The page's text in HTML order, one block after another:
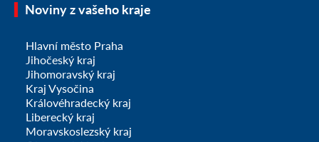
Noviny z vašeho kraje
Hlavní město Praha
Jihočeský kraj
Jihomoravský kraj
Kraj Vysočina
Královéhradecký kraj
Liberecký kraj
Moravskoslezský kraj